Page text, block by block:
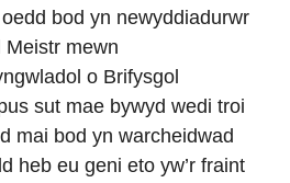
bod yn newyddiadurwr
mewn
o Brifysgol
sut mae bywyd wedi troi
mai bod yn warcheidwad
heb eu geni eto yw’r fraint